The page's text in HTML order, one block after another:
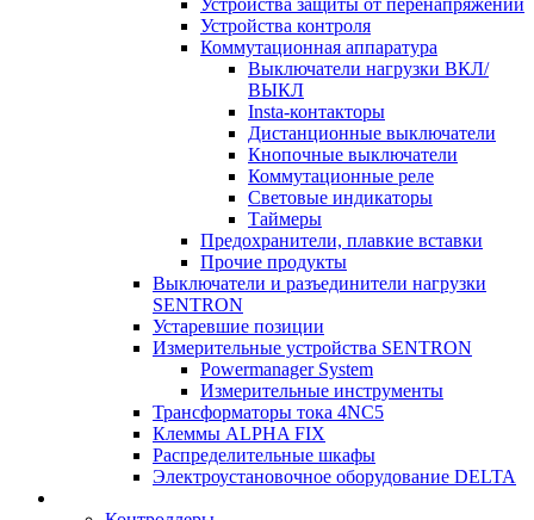
Устройства защиты от перенапряжений
Устройства контроля
Коммутационная аппаратура
Выключатели нагрузки ВКЛ/
ВЫКЛ
Insta-контакторы
Дистанционные выключатели
Кнопочные выключатели
Коммутационные реле
Световые индикаторы
Таймеры
Предохранители, плавкие вставки
Прочие продукты
Выключатели и разъединители нагрузки
SENTRON
Устаревшие позиции
Измерительные устройства SENTRON
Powermanager System
Измерительные инструменты
Трансформаторы тока 4NC5
Клеммы ALPHA FIX
Распределительные шкафы
Электроустановочное оборудование DELTA